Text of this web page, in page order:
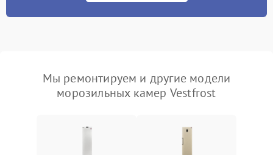
Мы ремонтируем и другие модели
морозильных камер Vestfrost